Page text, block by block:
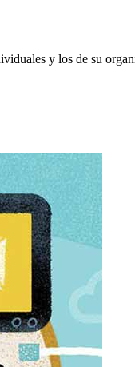
y los de su